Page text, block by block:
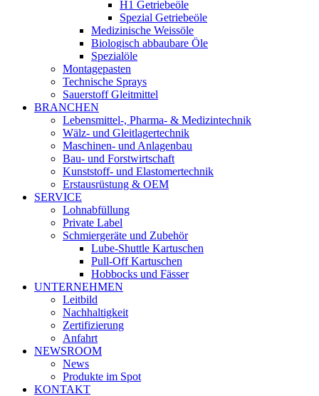
H1 Getriebeöle
Spezial Getriebeöle
Medizinische Weissöle
Biologisch abbaubare Öle
Spezialöle
Montagepasten
Technische Sprays
Sauerstoff Gleitmittel
BRANCHEN
Lebensmittel-, Pharma- & Medizintechnik
Wälz- und Gleitlagertechnik
Maschinen- und Anlagenbau
Bau- und Forstwirtschaft
Kunststoff- und Elastomertechnik
Erstausrüstung & OEM
SERVICE
Lohnabfüllung
Private Label
Schmiergeräte und Zubehör
Lube-Shuttle Kartuschen
Pull-Off Kartuschen
Hobbocks und Fässer
UNTERNEHMEN
Leitbild
Nachhaltigkeit
Zertifizierung
Anfahrt
NEWSROOM
News
Produkte im Spot
KONTAKT